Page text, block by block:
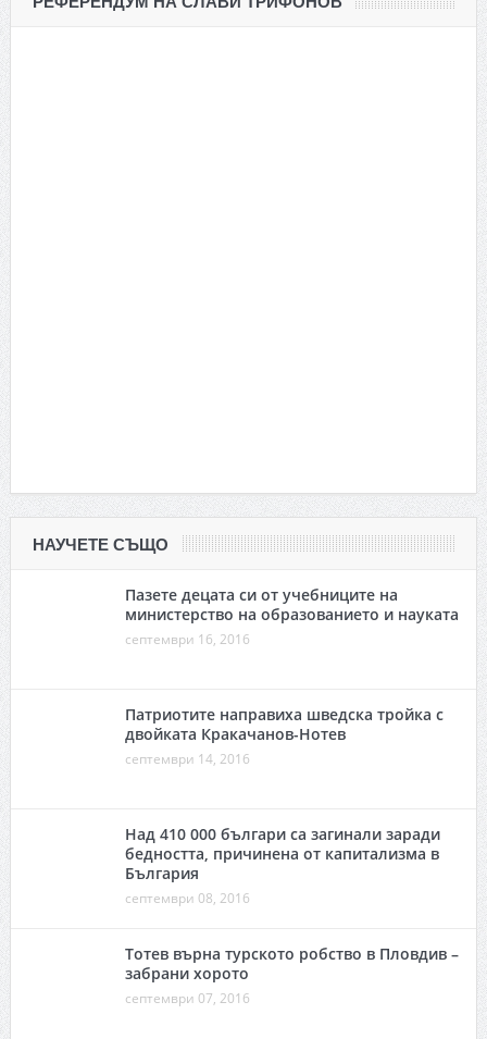
НАУЧЕТЕ СЪЩО
Пазете децата си от учебниците на
министерство на образованието и науката
септември 16, 2016
Патриотите направиха шведска тройка с
двойката Кракачанов-Нотев
септември 14, 2016
Над 410 000 българи са загинали заради
бедността, причинена от капитализма в
България
септември 08, 2016
Тотев върна турското робство в Пловдив –
забрани хорото
септември 07, 2016